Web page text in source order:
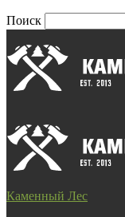
Поиск
Каменный Лес